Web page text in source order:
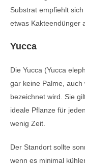
Substrat empfiehlt
etwas Kakteendünger
Yucca
Die Yucca (Yucca
gar keine Palme, auch
bezeichnet wird. Sie
ideale Pflanze für
wenig Zeit.
Der Standort sollte
wenn es minimal